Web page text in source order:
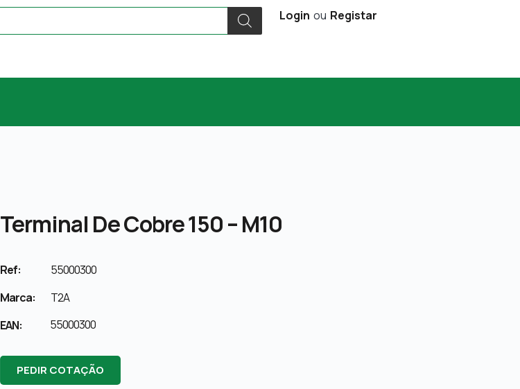
Login ou Registar
Terminal De Cobre 150 – M10
Ref:
55000300
Marca:
T2A
EAN:
55000300
PEDIR COTAÇÃO